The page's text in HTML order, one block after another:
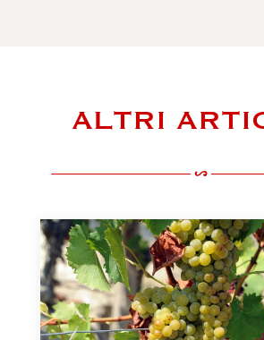
ALTRI